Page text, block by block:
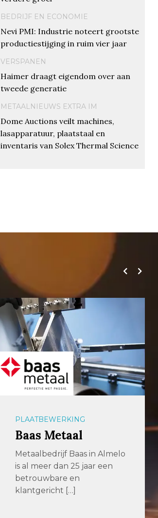
BEDRIJF EN ECONOMIE
Nevi PMI: Industrie noteert grootste
productiestijging in ruim vier jaar
VERSPANEN
Haimer draagt eigendom over aan
tweede generatie
METAALNIEUWS EXTRA IM
Dome Auctions veilt machines,
lasapparatuur, plaatstaal en
inventaris van Solex Thermal Science
PLAATBEWERKING
Wouters Cutting &
Welding
Your partner for ingenious
cutting & welding Bij
Wouters Cutting & Welding